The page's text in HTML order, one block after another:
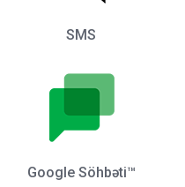
SMS
Google Söhbəti™